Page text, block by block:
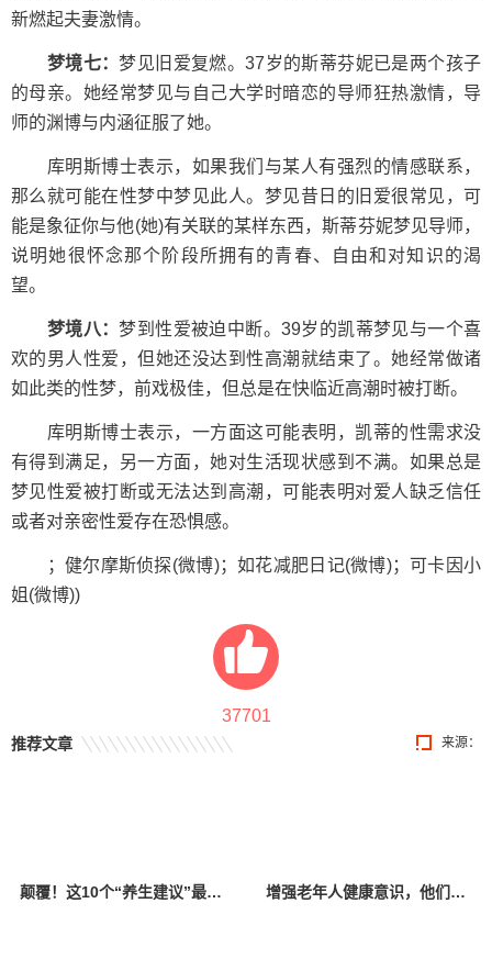
新燃起夫妻激情。
梦境七： 梦见旧爱复燃。37岁的斯蒂芬妮已是两个孩子
的母亲。她经常梦见与自己大学时暗恋的导师狂热激情，导
师的渊博与内涵征服了她。
库明斯博士表示，如果我们与某人有强烈的情感联系，
那么就可能在性梦中梦见此人。梦见昔日的旧爱很常见，可
能是象征你与他(她)有关联的某样东西，斯蒂芬妮梦见导师，
说明她很怀念那个阶段所拥有的青春、自由和对知识的渴
望。
梦境八： 梦到性爱被迫中断。39岁的凯蒂梦见与一个喜
欢的男人性爱，但她还没达到性高潮就结束了。她经常做诸
如此类的性梦，前戏极佳，但总是在快临近高潮时被打断。
库明斯博士表示，一方面这可能表明，凯蒂的性需求没
有得到满足，另一方面，她对生活现状感到不满。如果总是
梦见性爱被打断或无法达到高潮，可能表明对爱人缺乏信任
或者对亲密性爱存在恐惧感。
；健尔摩斯侦探(微博)；如花减肥日记(微博)；可卡因小
姐(微博))
37701
来源：
推荐文章
颠覆！这10个“养生建议”最好别信，当心越养越病！ 增强老年人健康意识，他们为居民普及养生知识